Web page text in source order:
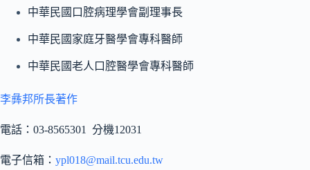
中華民國口腔病理學會副理事長
中華民國家庭牙醫學會專科醫師
中華民國老人口腔醫學會專科醫師
李彝邦所長著作
電話：03-8565301 分機12031
電子信箱： ypl018@mail.tcu.edu.tw